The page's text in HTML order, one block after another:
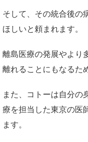
そして、その統合後の
ほしいと頼まれます。
離島医療の発展やより
離れることにもなるた
また、コトーは自分の
療を担当した東京の医
ます。